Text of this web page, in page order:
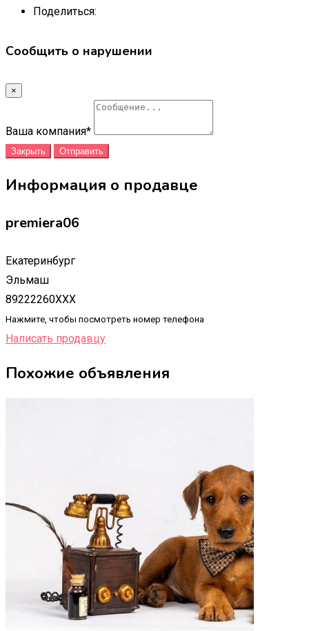
Поделиться:
Сообщить о нарушении
×
Ваша компания*
Закрыть Отправить
Информация о продавце
premiera06
Екатеринбург
Эльмаш
89222260XXX
Нажмите, чтобы посмотреть номер телефона
Написать продавцу
Похожие объявления